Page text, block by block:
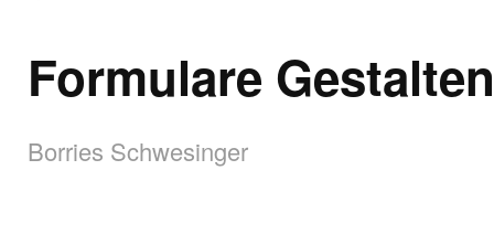
Formulare Gestalten
Borries Schwesinger